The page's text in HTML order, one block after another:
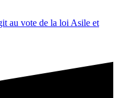
au vote de la loi Asile et